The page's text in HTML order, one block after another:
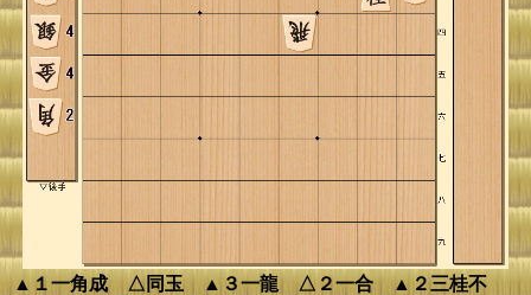
▲１一角成 △同玉 ▲３一龍 △２一合 ▲２三桂不